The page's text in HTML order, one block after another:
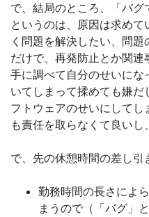
で、結局のところ、「バ
というのは、原因は求め
く問題を解決したい、問
だけで、再発防止とか関
手に調べて自分のせいに
いてしまって揉めても嫌
フトウェアのせいにして
も責任を取らなくて良いし
で、先の休憩時間の差し引
勤務時間の長さによ
まうので（「バグ」と